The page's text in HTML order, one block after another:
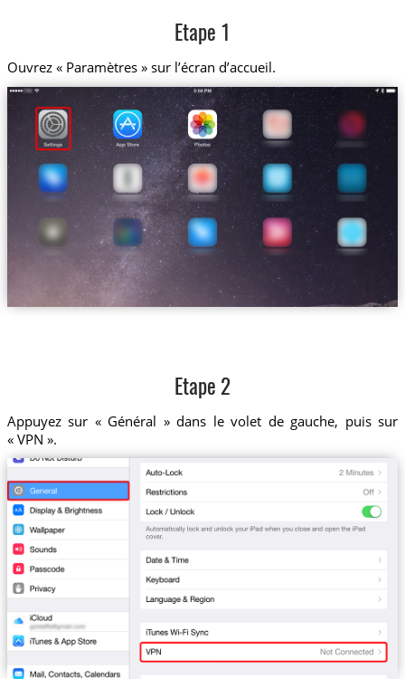
Etape 1
Ouvrez « Paramètres » sur l’écran d’accueil.
Etape 2
Appuyez sur « Général » dans le volet de gauche, puis sur
« VPN ».